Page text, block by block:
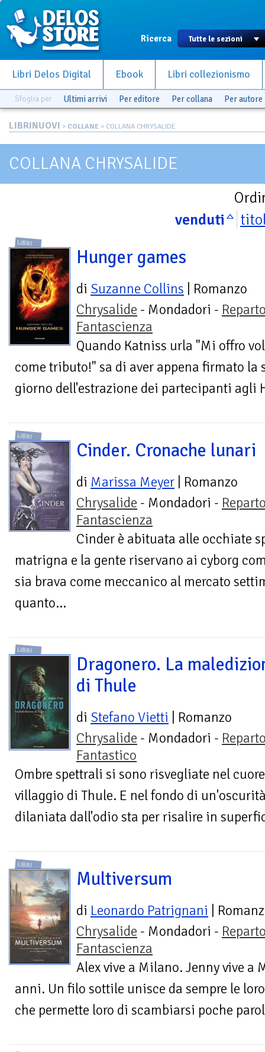
Ricerca
Libri Delos Digital Ebook Libri collezionismo
Sfoglia per Ultimi arrivi Per editore Per collana Per autore
LIBRINUOVI > COLLANE > COLLANA CHRYSALIDE
COLLANA CHRYSALIDE
venduti
LIBRI
Hunger games
di Suzanne Collins | Romanzo
Chrysalide - Mondadori -
Fantascienza
Quando Katniss urla "Mi offro
come tributo!" sa di aver appena firmato la
giorno dell'estrazione dei partecipanti agli
LIBRI
Cinder. Cronache lunari
di Marissa Meyer | Romanzo
Chrysalide - Mondadori -
Fantascienza
Cinder è abituata alle occhiate
matrigna e la gente riservano ai cyborg
sia brava come meccanico al mercato
quanto...
LIBRI
Dragonero. La
di Thule
di Stefano Vietti | Romanzo
Chrysalide - Mondadori -
Fantastico
Ombre spettrali si sono risvegliate nel
villaggio di Thule. E nel fondo di
dilaniata dall'odio sta per risalire in
LIBRI
Multiversum
di Leonardo Patrignani |
Chrysalide - Mondadori -
Fantascienza
Alex vive a Milano. Jenny vive a
anni. Un filo sottile unisce da sempre le
che permette loro di scambiarsi poche